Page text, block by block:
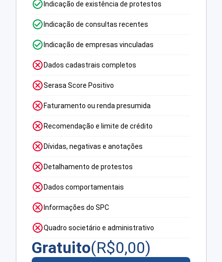
Indicação de existência de protestos
Indicação de consultas recentes
Indicação de empresas vinculadas
Dados cadastrais completos
Serasa Score Positivo
Faturamento ou renda presumida
Recomendação e limite de crédito
Dívidas, negativas e anotações
Detalhamento de protestos
Dados comportamentais
Informações do SPC
Quadro societário e administrativo
Gratuito(R$0,00)